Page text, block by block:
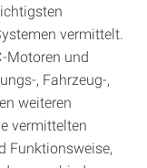
vermittelt.
Motoren und
, Fahrzeug-,
weiteren
vermittelten
Funktionsweise,